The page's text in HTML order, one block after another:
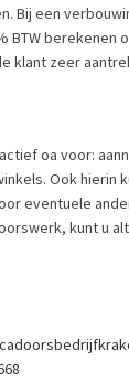
Bij een
BTW
klant zeer
oa voor:
Ook hierin
eventuele
kunt u